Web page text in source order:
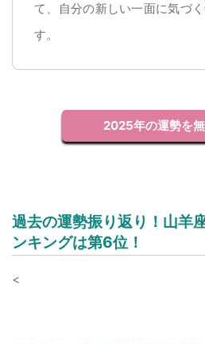
て、自分の新しい一面に気づ
す。
2025年の運勢を
過去の運勢振り返り！山羊
ンキングは第6位！
<